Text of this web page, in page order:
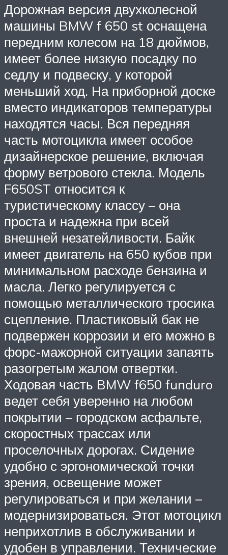
Дорожная версия двухколесной
машины BMW f 650 st оснащена
передним колесом на 18 дюймов,
имеет более низкую посадку по
седлу и подвеску, у которой
меньший ход. На приборной доске
вместо индикаторов температуры
находятся часы. Вся передняя
часть мотоцикла имеет особое
дизайнерское решение, включая
форму ветрового стекла. Модель
F650ST относится к
туристическому классу – она
проста и надежна при всей
внешней незатейливости. Байк
имеет двигатель на 650 кубов при
минимальном расходе бензина и
масла. Легко регулируется с
помощью металлического тросика
сцепление. Пластиковый бак не
подвержен коррозии и его можно в
форс-мажорной ситуации запаять
разогретым жалом отвертки.
Ходовая часть BMW f650 funduro
ведет себя уверенно на любом
покрытии – городском асфальте,
скоростных трассах или
проселочных дорогах. Сидение
удобно с эргономической точки
зрения, освещение может
регулироваться и при желании –
модернизироваться. Этот мотоцикл
неприхотлив в обслуживании и
удобен в управлении. Технические